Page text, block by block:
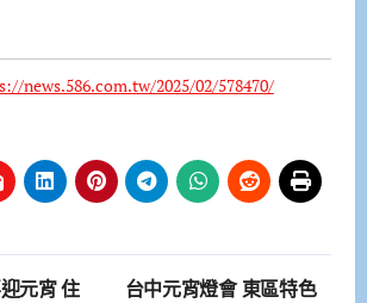
news.586.com.tw/2025/02/578470/
元宵 住
台中元宵燈會 東區特色